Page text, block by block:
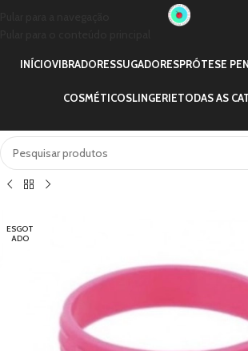
INÍCIOVIBRADORESSUGADORESPRÓTESE
COSMÉTICOSLINGERIETODAS AS
ESGOT
ADO